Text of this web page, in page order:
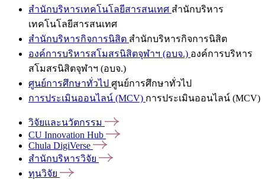
สำนักบริหารเทคโนโลยีสารสนเทศ สำนักบริหาร
เทคโนโลยีสารสนเทศ
สำนักบริหารกิจการนิสิต สำนักบริหารกิจการนิสิต
องค์การบริหารสโมสรนิสิตจุฬาฯ (อบจ.) องค์การบริหาร
สโมสรนิสิตจุฬาฯ (อบจ.)
ศูนย์การศึกษาทั่วไป ศูนย์การศึกษาทั่วไป
การประเมินออนไลน์ (MCV) การประเมินออนไลน์ (MCV)
วิจัยและนวัตกรรม
CU Innovation Hub
Chula DigiVerse
สำนักบริหารวิจัย
ทุนวิจัย